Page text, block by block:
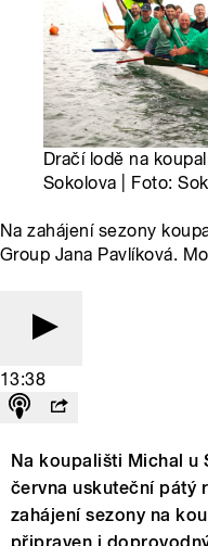
Dračí lodě na
Sokolova | Foto:
Na zahájení sezony
Group Jana Pavlíková.
13:38
Na koupališti Michal u
června uskuteční pátý
zahájení sezony na